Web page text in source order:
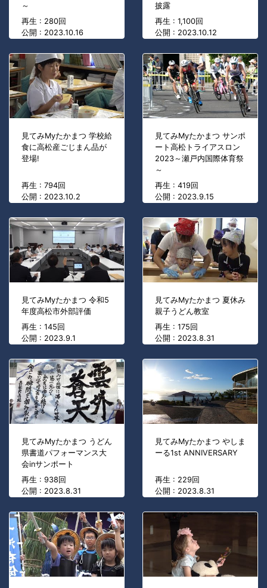
～
再生 : 280回
公開 : 2023.10.16
披露
再生 : 1,100回
公開 : 2023.10.12
見てみMyたかまつ 学校給
食に高松産ごじまん品が
登場!
再生 : 794回
公開 : 2023.10.2
見てみMyたかまつ サンポ
ート高松トライアスロン
2023～瀬戸内国際体育祭
～
再生 : 419回
公開 : 2023.9.15
見てみMyたかまつ 令和5
年度高松市外部評価
再生 : 145回
公開 : 2023.9.1
見てみMyたかまつ 夏休み
親子うどん教室
再生 : 175回
公開 : 2023.8.31
見てみMyたかまつ うどん
県書道パフォーマンス大
会inサンポート
再生 : 938回
公開 : 2023.8.31
見てみMyたかまつ やしま
ーる1st ANNIVERSARY
再生 : 229回
公開 : 2023.8.31